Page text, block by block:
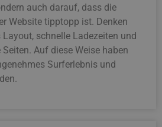
auch darauf, dass die
Website tipptopp ist. Denken
schnelle Ladezeiten und
Auf diese Weise haben
Surferlebnis und